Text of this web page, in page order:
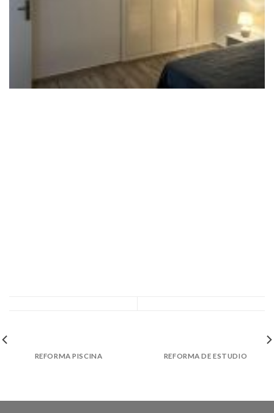
REFORMA PISCINA REFORMA DE ESTUDIO